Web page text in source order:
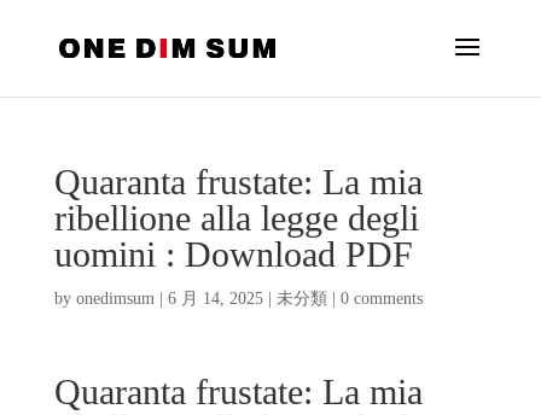
Quaranta frustate: La mia
ribellione alla legge degli
uomini : Download PDF
by onedimsum| 6 月 14, 2025| 未分類 0 comments
Quaranta frustate: La mia